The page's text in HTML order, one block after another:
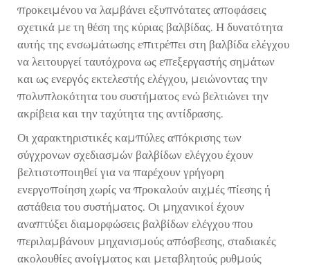
προκειμένου να λαμβάνει εξυπνότατες αποφάσεις
σχετικά με τη θέση της κύριας βαλβίδας. Η δυνατότητα
αυτής της ενσωμάτωσης επιτρέπει στη βαλβίδα ελέγχου
να λειτουργεί ταυτόχρονα ως επεξεργαστής σημάτων
και ως ενεργός εκτελεστής ελέγχου, μειώνοντας την
πολυπλοκότητα του συστήματος ενώ βελτιώνει την
ακρίβεια και την ταχύτητα της αντίδρασης.
Οι χαρακτηριστικές καμπύλες απόκρισης των
σύγχρονων σχεδιασμών βαλβίδων ελέγχου έχουν
βελτιστοποιηθεί για να παρέχουν γρήγορη
ενεργοποίηση χωρίς να προκαλούν αιχμές πίεσης ή
αστάθεια του συστήματος. Οι μηχανικοί έχουν
αναπτύξει διαμορφώσεις βαλβίδων ελέγχου που
περιλαμβάνουν μηχανισμούς απόσβεσης, σταδιακές
ακολουθίες ανοίγματος και μεταβλητούς ρυθμούς